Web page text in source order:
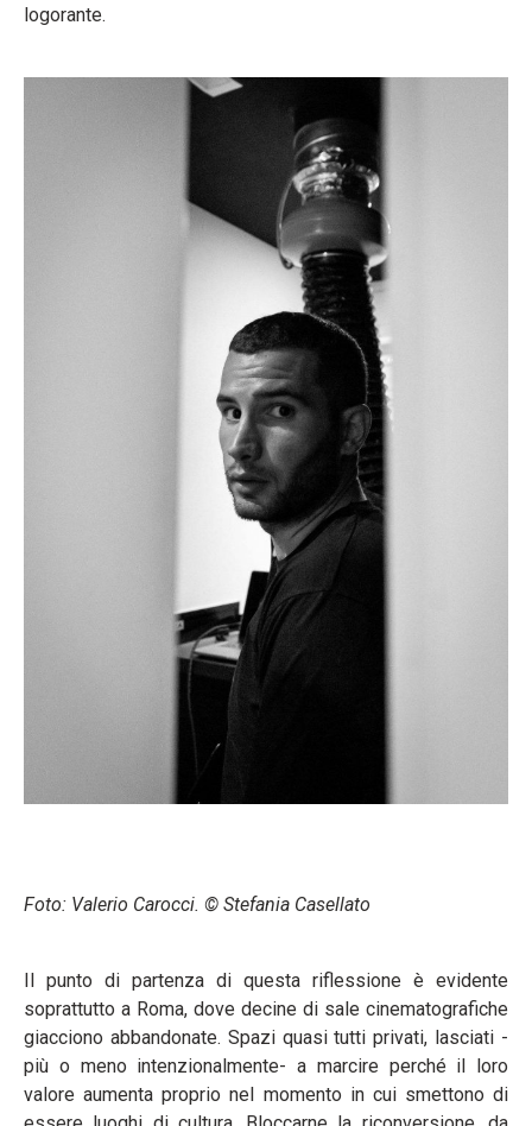
logorante.
Foto: Valerio Carocci. © Stefania Casellato
Il punto di partenza di questa riflessione è evidente
soprattutto a Roma, dove decine di sale cinematografiche
giacciono abbandonate. Spazi quasi tutti privati, lasciati -
più o meno intenzionalmente- a marcire perché il loro
valore aumenta proprio nel momento in cui smettono di